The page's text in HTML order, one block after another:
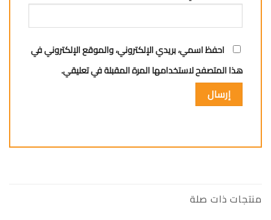
احفظ اسمي، بريدي الإلكتروني، والموقع الإلكتروني في
هذا المتصفح لاستخدامها المرة المقبلة في تعليقي.
منتجات ذات صلة